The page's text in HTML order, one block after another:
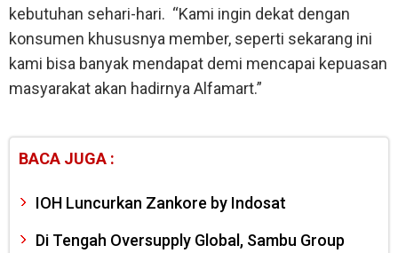
kebutuhan sehari-hari. “Kami ingin dekat dengan
konsumen khususnya member, seperti sekarang ini
kami bisa banyak mendapat demi mencapai kepuasan
masyarakat akan hadirnya Alfamart.”
BACA JUGA :
IOH Luncurkan Zankore by Indosat
Di Tengah Oversupply Global, Sambu Group